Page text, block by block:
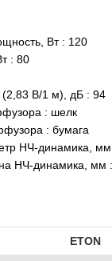
Вт : 120
: 80
(2,83 В/1 м), дБ : 94
: шелк
: бумага
НЧ-динамика, мм
НЧ-динамика, мм
ETON